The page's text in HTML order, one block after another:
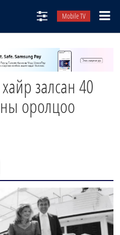
Mobile TV
залсан 40
оролцоо